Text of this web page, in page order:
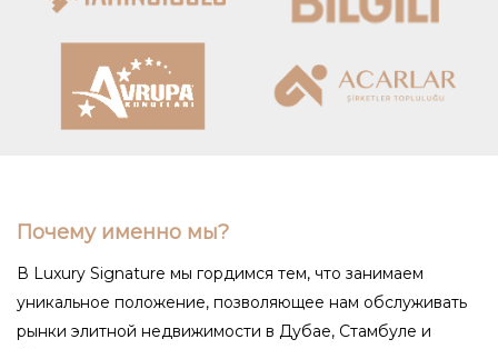
Почему именно мы?
В Luxury Signature мы гордимся тем, что занимаем
уникальное положение, позволяющее нам обслуживать
рынки элитной недвижимости в Дубае, Стамбуле и